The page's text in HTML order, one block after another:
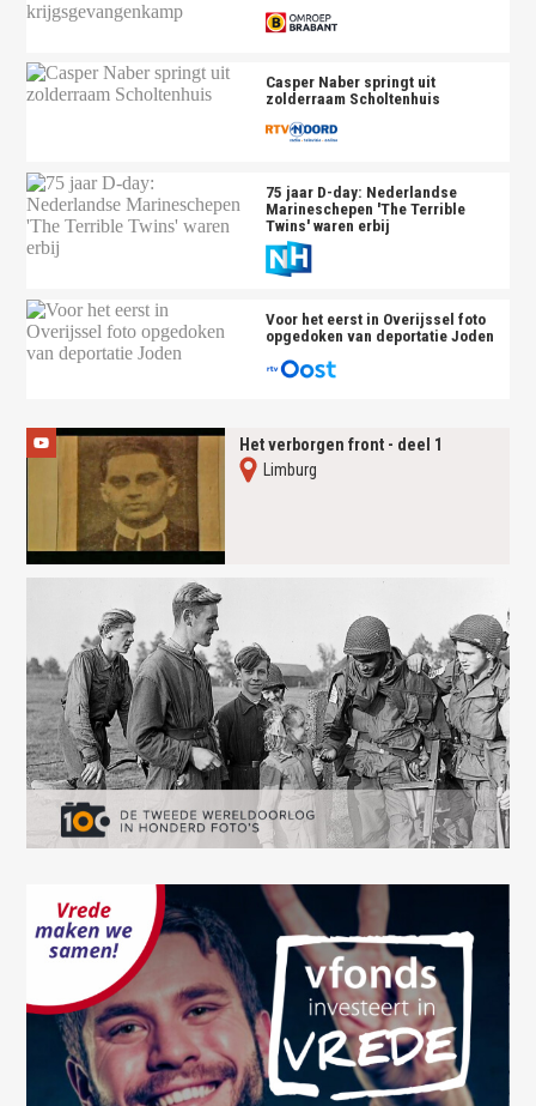
Casper Naber springt uit
zolderraam Scholtenhuis
75 jaar D-day: Nederlandse
Marineschepen 'The Terrible
Twins' waren erbij
Voor het eerst in Overijssel foto
opgedoken van deportatie Joden
Het verborgen front - deel 1
Limburg